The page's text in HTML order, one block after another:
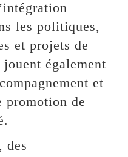
les politiques,
et projets de
également
et
promotion de
des